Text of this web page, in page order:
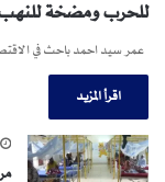
للحرب ومضخة
عمر سيد احمد باحث في
اقرأ المزيد